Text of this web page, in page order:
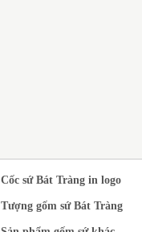
Cốc sứ Bát Tràng in logo
Tượng gốm sứ Bát Tràng